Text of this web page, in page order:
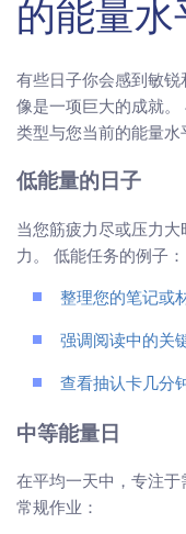
的能量
有些日子你会感到敏
像是一项巨大的成就
类型与您当前的能量水
低能量的日子
当您筋疲力尽或压力大
力。 低能任务的例子：
整理您的笔记或
强调阅读中的关
查看抽认卡几分
中等能量日
在平均一天中，专注
常规作业：